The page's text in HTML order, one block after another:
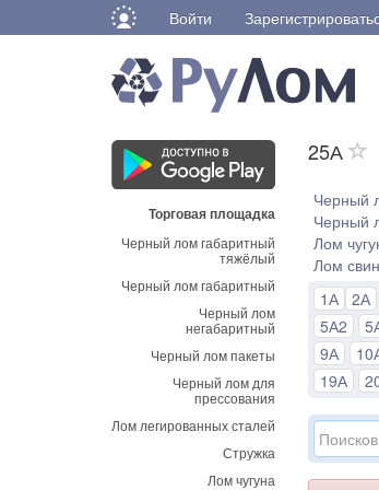
Войти
Торговая площадка
Черный лом габаритный
тяжёлый
Черный лом габаритный
Черный лом
негабаритный
Черный лом пакеты
Черный лом для
прессования
Лом легированных сталей
Стружка
Лом чугуна
25А
Черный
Черный
Лом
Лом
1А
2А
5А2
9А
19А